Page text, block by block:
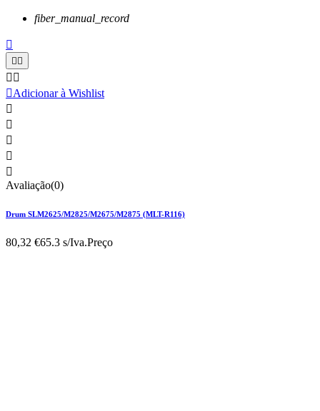
fiber_manual_record

 
 
Adicionar à Wishlist





Avaliação(0)
Drum SLM2625/M2825/M2675/M2875 (MLT-R116)
80,32 €65.3 s/Iva.Preço